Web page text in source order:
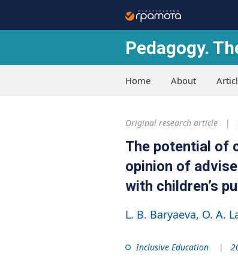
Pedagogy.
Home About
Original research article
The potential of
opinion of
with children’s
L. B. Baryaeva O. A.
Inclusive Education